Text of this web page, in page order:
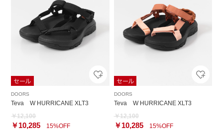
DOORS
Teva W HURRICANE XLT3
￥12,100
￥10,285 15%OFF
DOORS
Teva W HURRICANE XLT3
￥12,100
￥10,28515%OFF